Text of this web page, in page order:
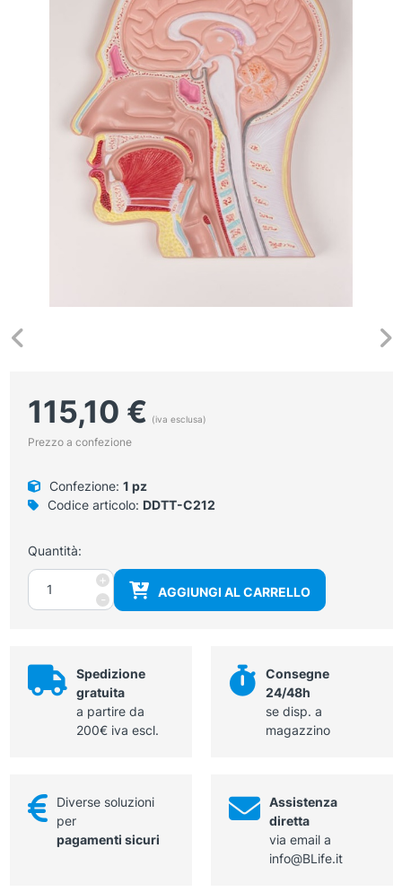
115,10 € (iva esclusa)
Prezzo a confezione
Confezione: 1 pz
Codice articolo: DDTT-C212
Quantità:
-
Sezione
mediana
della
+
AGGIUNGI AL CARRELLO
Spedizione
gratuita
a partire da
200€ iva escl.
Consegne
24/48h
se disp. a
magazzino
Diverse soluzioni
per
pagamenti sicuri
Assistenza
diretta
via email a
info@BLife.it